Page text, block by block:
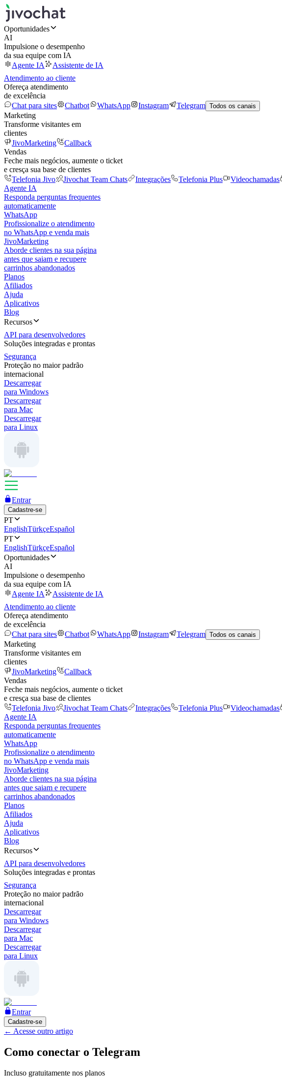
Oportunidades
AI
Impulsione o desempenho
da sua equipe com IA
Agente IA
Assistente de IA
Atendimento ao cliente
Ofereça atendimento
de excelência
Chat para sites
Chatbot WhatsApp Instagram Telegram Todos os canais
Marketing
Transforme visitantes em
clientes
JivoMarketing
Callback
Vendas
Feche mais negócios, aumente o ticket
e cresça sua base de clientes
Telefonia Jivo
Jivochat Team Chats Integrações Telefonia Plus Videochamadas
Agente IA
Responda perguntas frequentes
automaticamente
WhatsApp
Profissionalize o atendimento
no WhatsApp e venda mais
JivoMarketing
Aborde clientes na sua página
antes que saiam e recupere
carrinhos abandonados
Planos
Afiliados
Ajuda
Aplicativos
Blog
Recursos
API para desenvolvedores
Soluções integradas e prontas
Segurança
Proteção no maior padrão
internacional
Descarregar
para Windows
Descarregar
para Mac
Descarregar
para Linux
Entrar
Cadastre-se
PT
EnglishTürkçeEspañol
PT
EnglishTürkçeEspañol
Oportunidades
AI
Impulsione o desempenho
da sua equipe com IA
Agente IA
Assistente de IA
Atendimento ao cliente
Ofereça atendimento
de excelência
Chat para sites
Chatbot WhatsApp Instagram Telegram Todos os canais
Marketing
Transforme visitantes em
clientes
JivoMarketing
Callback
Vendas
Feche mais negócios, aumente o ticket
e cresça sua base de clientes
Telefonia Jivo
Jivochat Team Chats Integrações Telefonia Plus Videochamadas
Agente IA
Responda perguntas frequentes
automaticamente
WhatsApp
Profissionalize o atendimento
no WhatsApp e venda mais
JivoMarketing
Aborde clientes na sua página
antes que saiam e recupere
carrinhos abandonados
Planos
Afiliados
Ajuda
Aplicativos
Blog
Recursos
API para desenvolvedores
Soluções integradas e prontas
Segurança
Proteção no maior padrão
internacional
Descarregar
para Windows
Descarregar
para Mac
Descarregar
para Linux
Entrar
Cadastre-se
← Acesse outro artigo
Como conectar o Telegram
Incluso gratuitamente nos planos